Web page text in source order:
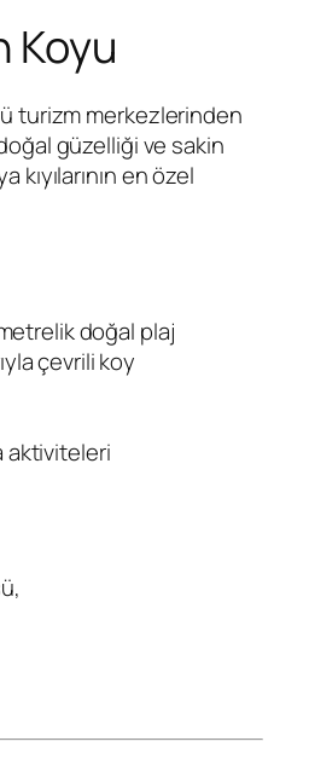
Koyu
turizm merkezlerinden
güzelliği ve sakin
en özel
doğal plaj
çevrili koy
aktiviteleri